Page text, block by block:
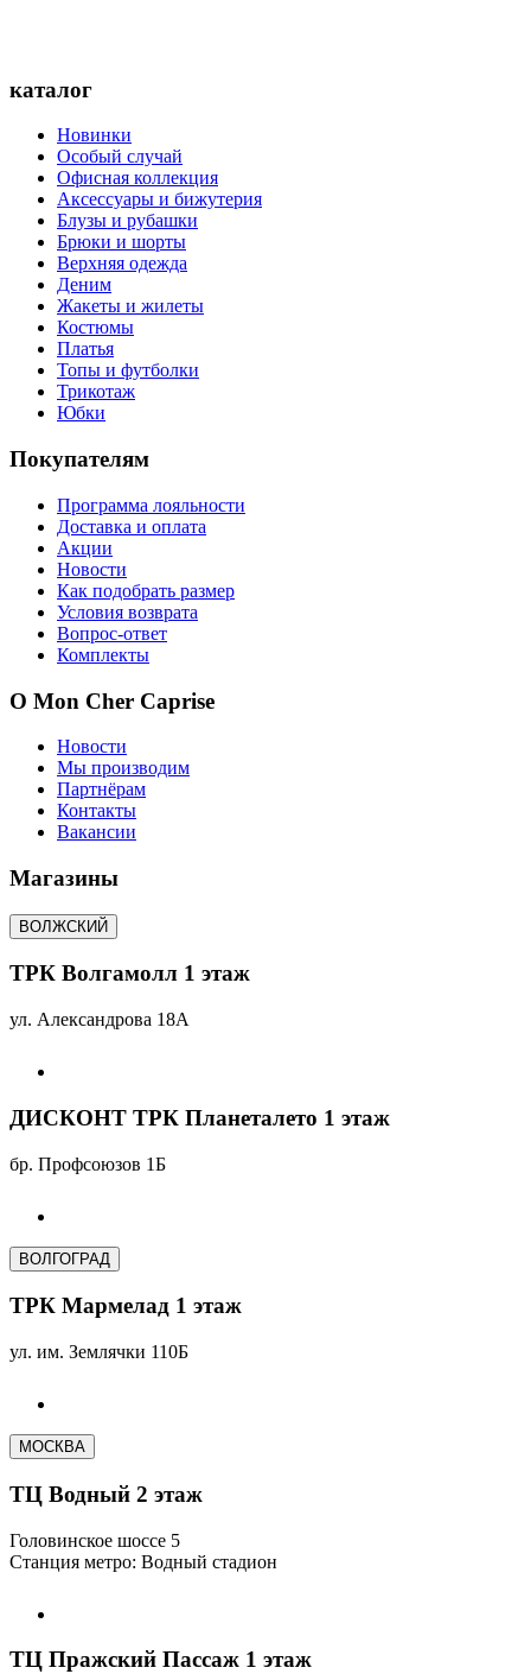
каталог
Новинки
Особый случай
Офисная коллекция
Аксессуары и бижутерия
Блузы и рубашки
Брюки и шорты
Верхняя одежда
Деним
Жакеты и жилеты
Костюмы
Платья
Топы и футболки
Трикотаж
Юбки
Покупателям
Программа лояльности
Доставка и оплата
Акции
Новости
Как подобрать размер
Условия возврата
Вопрос-ответ
Комплекты
О Mon Cher Caprise
Новости
Мы производим
Партнёрам
Контакты
Вакансии
Магазины
ВОЛЖСКИЙ
ТРК Волгамолл 1 этаж
ул. Александрова 18А
ДИСКОНТ ТРК Планеталето 1 этаж
бр. Профсоюзов 1Б
ВОЛГОГРАД
ТРК Мармелад 1 этаж
ул. им. Землячки 110Б
МОСКВА
ТЦ Водный 2 этаж
Головинское шоссе 5
Станция метро: Водный стадион
ТЦ Пражский Пассаж 1 этаж